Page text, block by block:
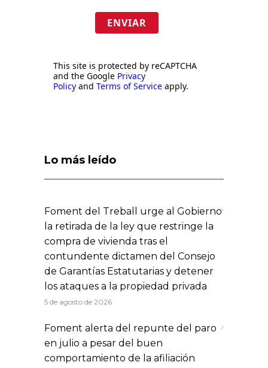
ENVIAR
This site is protected by reCAPTCHA
and the Google Privacy
Policy and Terms of Service apply.
Lo más leído
Foment del Treball urge al Gobierno
la retirada de la ley que restringe la
compra de vivienda tras el
contundente dictamen del Consejo
de Garantías Estatutarias y detener
los ataques a la propiedad privada
5 de agosto de 2026
Foment alerta del repunte del paro
en julio a pesar del buen
comportamiento de la afiliación